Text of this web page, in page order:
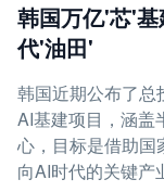
韩国万亿'芯'
代'油田'
韩国近期公布了总
AI基建项目，涵盖
心，目标是借助国
向AI时代的关键产